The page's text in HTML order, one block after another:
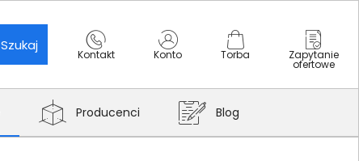
Szukaj
Kontakt Konto Torba Zapytanie
ofertowe
Producenci Blog